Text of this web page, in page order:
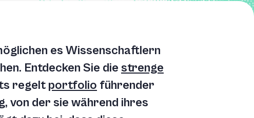
es Wissenschaftlern
Entdecken Sie die strenge
regelt portfolio führender
, von der sie während ihres